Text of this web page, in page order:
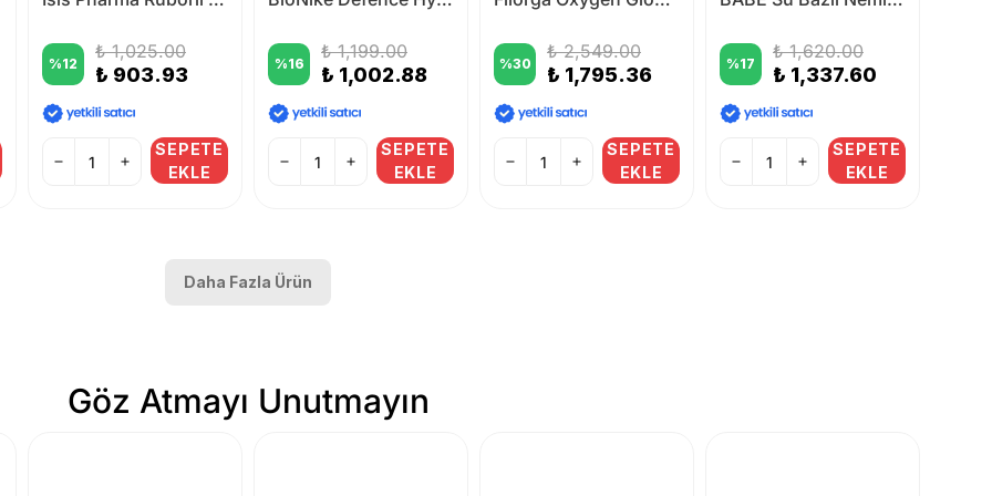
%12
₺ 1,025.00
₺ 903.93
SEPETE
EKLE
%16
₺ 1,199.00
₺ 1,002.88
SEPETE
EKLE
%30
₺ 2,549.00
₺ 1,795.36
SEPETE
EKLE
%17
₺ 1,620.00
₺ 1,337.60
SEPETE
EKLE
Daha Fazla Ürün
Göz Atmayı Unutmayın